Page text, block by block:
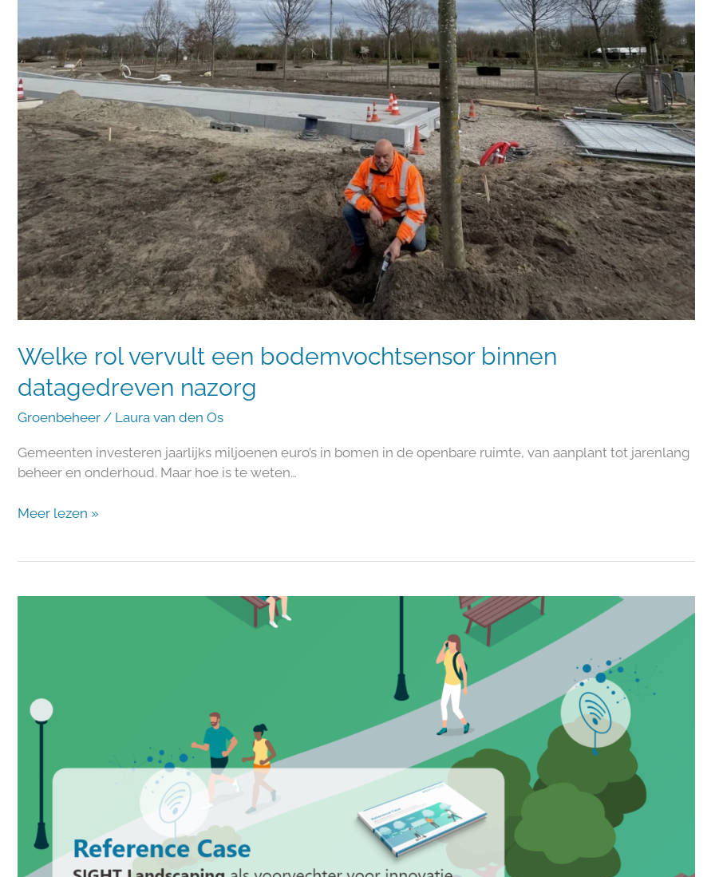
Welke rol vervult een bodemvochtsensor binnen
datagedreven nazorg
Groenbeheer / Laura van den Os
Gemeenten investeren jaarlijks miljoenen euro’s in bomen in de openbare ruimte, van aanplant tot jarenlang
beheer en onderhoud. Maar hoe is te weten…
datagedreven
nazorg
Meer lezen »
innovatie